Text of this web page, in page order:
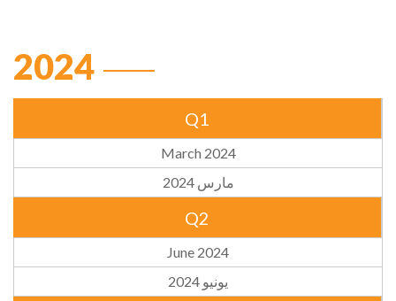
2024
Q1
March 2024
مارس 2024
Q2
June 2024
يونيو 2024